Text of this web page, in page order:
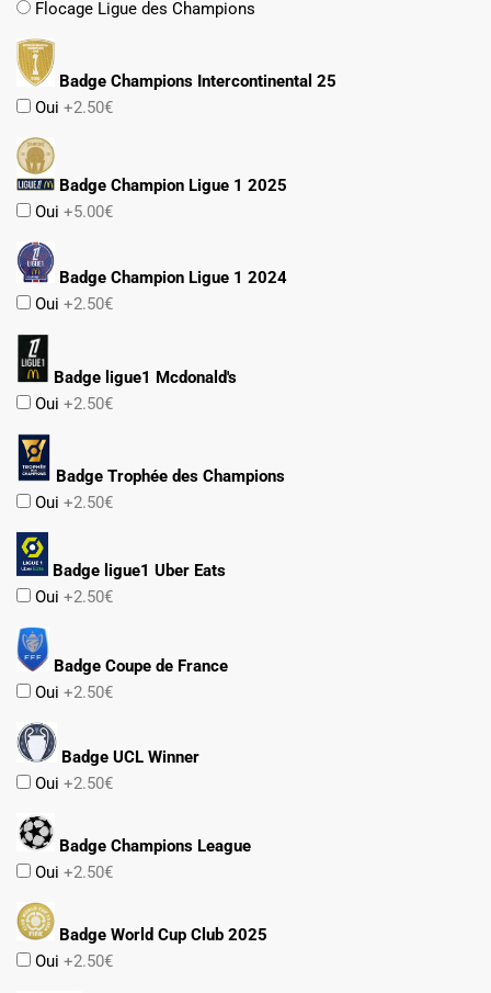
Flocage Ligue des Champions
Badge Champions Intercontinental 25
Oui +2.50€
Badge Champion Ligue 1 2025
Oui +5.00€
Badge Champion Ligue 1 2024
Oui +2.50€
Badge ligue1 Mcdonald's
Oui +2.50€
Badge Trophée des Champions
Oui +2.50€
Badge ligue1 Uber Eats
Oui +2.50€
Badge Coupe de France
Oui +2.50€
Badge UCL Winner
Oui +2.50€
Badge Champions League
Oui +2.50€
Badge World Cup Club 2025
Oui +2.50€